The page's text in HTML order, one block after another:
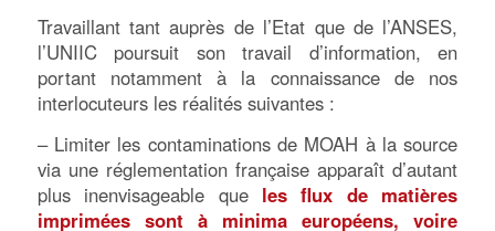
Travaillant tant auprès de l’Etat que de l’ANSES,
l’UNIIC poursuit son travail d’information, en
portant notamment à la connaissance de nos
interlocuteurs les réalités suivantes :
– Limiter les contaminations de MOAH à la source
via une réglementation française apparaît d’autant
plus inenvisageable que les flux de matières
imprimées sont à minima européens, voire